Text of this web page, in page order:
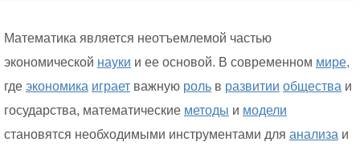
Математика является неотъемлемой частью
экономической науки и ее основой. В современном мире,
где экономика играет важную роль в развитии общества и
государства, математические методы и модели
становятся необходимыми инструментами для анализа и